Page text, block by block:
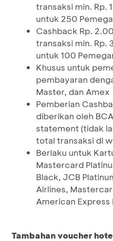
transaksi min.
untuk 250
Cashback Rp.
transaksi min.
untuk 100
Khusus untuk
pembayaran
Master, dan Amex
Pemberian
diberikan oleh
statement (tidak
total transaksi di
Berlaku untuk
Mastercard
Black, JCB
Airlines,
American Express
Tambahan voucher